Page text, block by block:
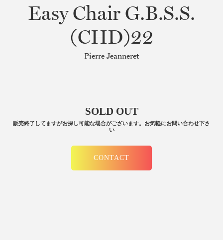
Easy Chair G.B.S.S.
(CHD)22
Pierre Jeanneret
SOLD OUT
販売終了してますがお探し可能な場合がございます。お気軽にお問い合わせ下さ
い
CONTACT